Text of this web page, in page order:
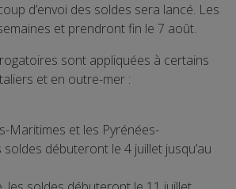
d’envoi des soldes sera lancé. Les
et prendront fin le 7 août.
sont appliquées à certains
et en outre-mer :
Maritimes et les Pyrénées-
débuteront le 4 juillet jusqu’au